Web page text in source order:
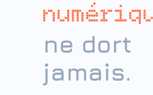
ne dort
jamais.